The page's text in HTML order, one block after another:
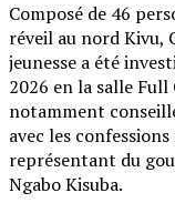
Composé de 46
réveil au nord Kivu,
jeunesse a été
2026 en la salle
notamment
avec les
représentant du
Ngabo Kisuba.